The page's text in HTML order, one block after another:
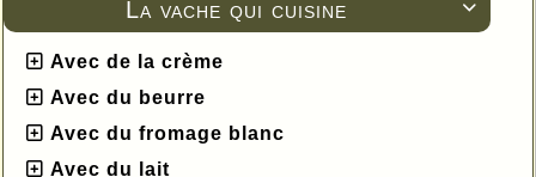

La vache qui cuisine
Avec de la crème
Avec du beurre
Avec du fromage blanc
Avec du lait